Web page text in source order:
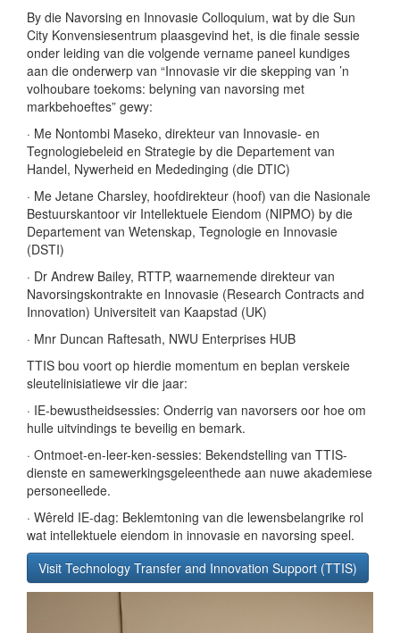
By die Navorsing en Innovasie Colloquium, wat by die Sun
City Konvensiesentrum plaasgevind het, is die finale sessie
onder leiding van die volgende vername paneel kundiges
aan die onderwerp van “Innovasie vir die skepping van ’n
volhoubare toekoms: belyning van navorsing met
markbehoeftes” gewy:
· Me Nontombi Maseko, direkteur van Innovasie- en
Tegnologiebeleid en Strategie by die Departement van
Handel, Nywerheid en Mededinging (die DTIC)
· Me Jetane Charsley, hoofdirekteur (hoof) van die Nasionale
Bestuurskantoor vir Intellektuele Eiendom (NIPMO) by die
Departement van Wetenskap, Tegnologie en Innovasie
(DSTI)
· Dr Andrew Bailey, RTTP, waarnemende direkteur van
Navorsingskontrakte en Innovasie (Research Contracts and
Innovation) Universiteit van Kaapstad (UK)
· Mnr Duncan Raftesath, NWU Enterprises HUB
TTIS bou voort op hierdie momentum en beplan verskeie
sleutelinisiatiewe vir die jaar:
· IE-bewustheidsessies: Onderrig van navorsers oor hoe om
hulle uitvindings te beveilig en bemark.
· Ontmoet-en-leer-ken-sessies: Bekendstelling van TTIS-
dienste en samewerkingsgeleenthede aan nuwe akademiese
personeellede.
· Wêreld IE-dag: Beklemtoning van die lewensbelangrike rol
wat intellektuele eiendom in innovasie en navorsing speel.
Visit Technology Transfer and Innovation Support (TTIS)